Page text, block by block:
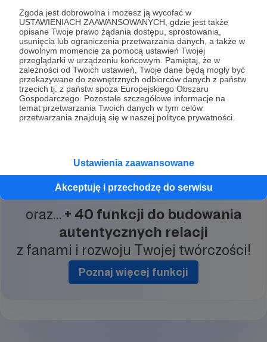
Zgoda jest dobrowolna i możesz ją wycofać w
USTAWIENIACH ZAAWANSOWANYCH, gdzie jest także
opisane Twoje prawo żądania dostępu, sprostowania,
usunięcia lub ograniczenia przetwarzania danych, a także w
dowolnym momencie za pomocą ustawień Twojej
przeglądarki w urządzeniu końcowym. Pamiętaj, że w
zależności od Twoich ustawień, Twoje dane będą mogły być
przekazywane do zewnętrznych odbiorców danych z państw
trzecich tj. z państw spoza Europejskiego Obszaru
Gospodarczego. Pozostałe szczegółowe informacje na
temat przetwarzania Twoich danych w tym celów
przetwarzania znajdują się w naszej polityce prywatności.
Ustawienia zaawansowane
Akceptuję i przechodzę do serwisu
Twoja książka na Twoich zasadach
Redakcja, produkcja, pełna dystrybucja – wydaj
Zobacz przykład Dwóch Lewych Rąk
oraz… + 40 funkcji do budowania
autentycznych relacji
z fanami i rozwoju Twojej twórczości!
Poznaj więcej funkcji